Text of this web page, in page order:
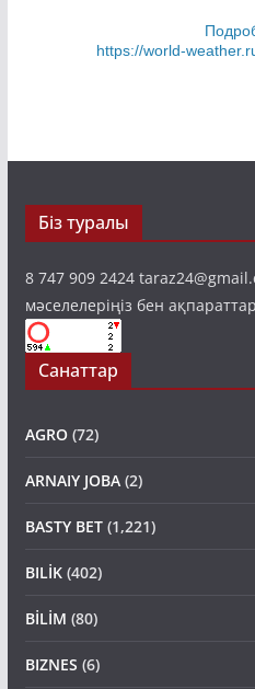
https://world-
Біз туралы
8 747 909 2424
мәселелеріңіз бен
Санаттар
AGRO(72)
ARNAIY JOBA(2)
BASTY BET(1,221)
BILİK(402)
BİLİM (80)
BIZNES (6)